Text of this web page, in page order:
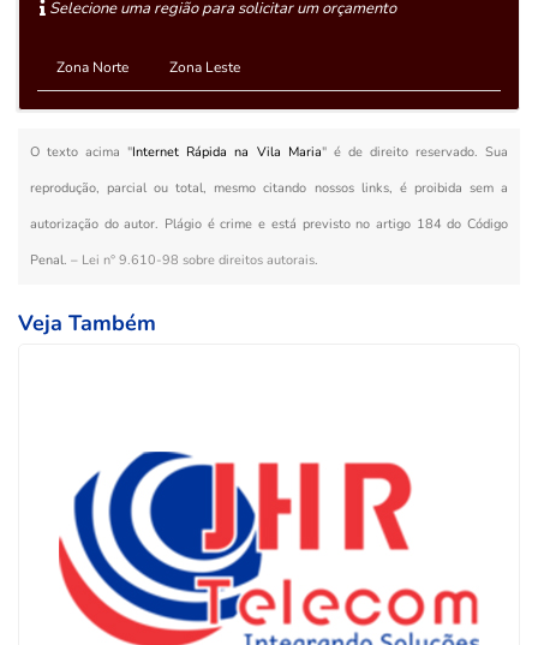
Selecione uma região para solicitar um orçamento
Zona Norte Zona Leste
O texto acima "Internet Rápida na Vila Maria" é de direito reservado. Sua
reprodução, parcial ou total, mesmo citando nossos links, é proibida sem a
autorização do autor. Plágio é crime e está previsto no artigo 184 do Código
Penal. – Lei n° 9.610-98 sobre direitos autorais.
Veja Também